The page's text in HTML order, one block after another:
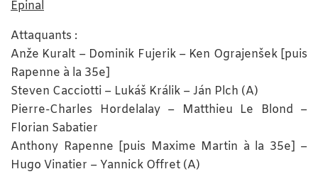
Épinal
Attaquants :
Anže Kuralt – Dominik Fujerik – Ken Ograjenšek [puis
Rapenne à la 35e]
Steven Cacciotti – Lukáš Králik – Ján Plch (A)
Pierre-Charles Hordelalay – Matthieu Le Blond –
Florian Sabatier
Anthony Rapenne [puis Maxime Martin à la 35e] –
Hugo Vinatier – Yannick Offret (A)